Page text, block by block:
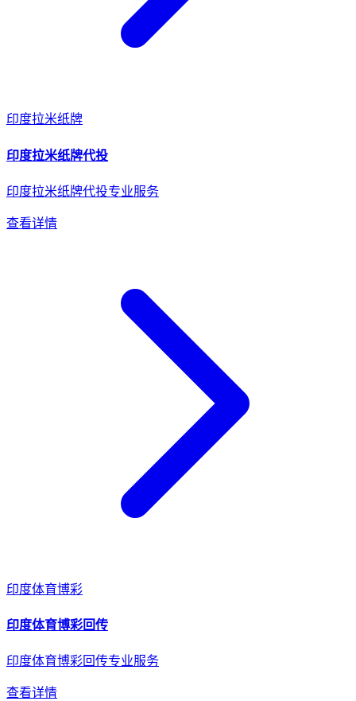
印度拉米纸牌
印度拉米纸牌代投
印度拉米纸牌代投专业服务
查看详情
印度体育博彩
印度体育博彩回传
印度体育博彩回传专业服务
查看详情